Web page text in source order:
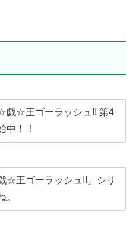
戯☆王ゴーラッシュ!! 第4
中！！
☆王ゴーラッシュ!!」シリ
。